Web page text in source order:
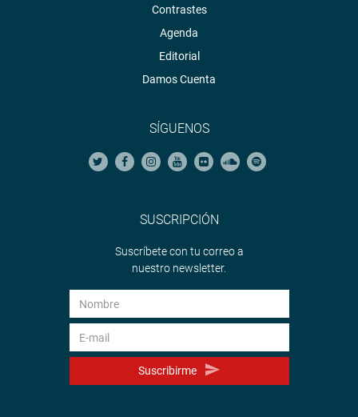
Contrastes
Agenda
Editorial
Damos Cuenta
SÍGUENOS
SUSCRIPCIÓN
Suscríbete con tu correo a
nuestro newsletter.
Suscribirme